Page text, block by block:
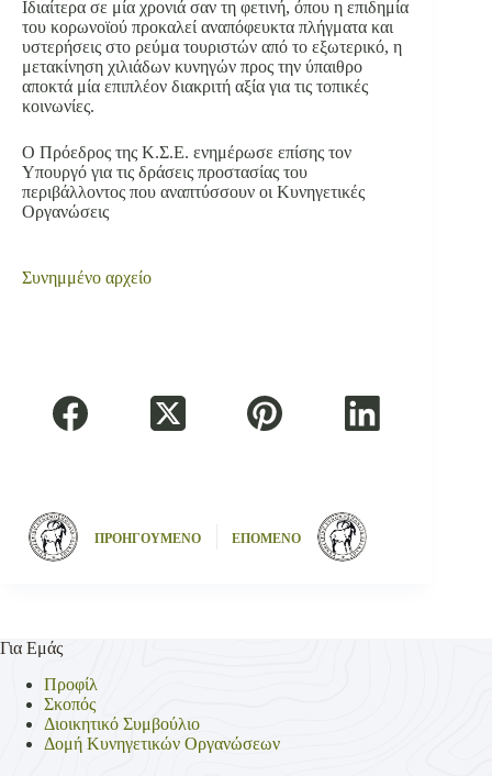
Ιδιαίτερα σε μία χρονιά σαν τη φετινή, όπου η επιδημία
του κορωνοϊού προκαλεί αναπόφευκτα πλήγματα και
υστερήσεις στο ρεύμα τουριστών από το εξωτερικό, η
μετακίνηση χιλιάδων κυνηγών προς την ύπαιθρο
αποκτά μία επιπλέον διακριτή αξία για τις τοπικές
κοινωνίες.
Ο Πρόεδρος της Κ.Σ.Ε. ενημέρωσε επίσης τον
Υπουργό για τις δράσεις προστασίας του
περιβάλλοντος που αναπτύσσουν οι Κυνηγετικές
Οργανώσεις
Συνημμένο αρχείο
ΠΡΟΗΓΟΥΜΕΝΟ ΕΠΟΜΕΝΟ
Για Εμάς
Προφίλ
Σκοπός
Διοικητικό Συμβούλιο
Δομή Κυνηγετικών Οργανώσεων